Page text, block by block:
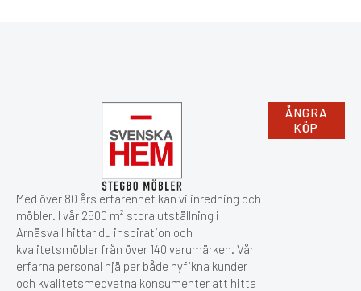
Med över 80 års erfarenhet kan vi inredning och
möbler. I vår 2500 m² stora utställning i
Arnäsvall hittar du inspiration och
kvalitetsmöbler från över 140 varumärken. Vår
erfarna personal hjälper både nyfikna kunder
och kvalitetsmedvetna konsumenter att hitta
ÅNGRA
KÖP